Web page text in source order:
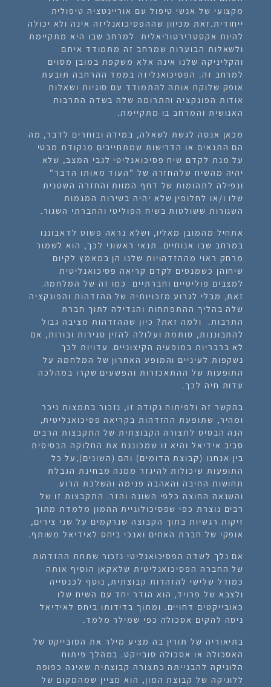
מקצועי של אנשי טיפול עם אוריינטציה טיפולית
ייחודית.זאת מכיוון שההפסיכואנליזה אינה ולא יכולה
להיות אקסטרירטוריאלית למרחב שבו היא מתקיימת
ולשאלות הבוערות שמרחב זה מתמודד איתם
והקליניקה שלנו אינה אלא משקפת במובן מסוים
למרחב זה. הפסיכואנליזה בממד ההרחבה תובעת
אופק שלוקח אותה להתמודד עם סוגיות ושאלות
אודות הפונקציה והתרומה שלה בשדה התרבות
האנושית והמרחב בו מתקיימת.
מכאן אנסה לגשת לשאלה, במידה ובוחרים לדבר, מה
הם התנאים או הדרישות שמתחייבים מנקודת מבטי
על מנת לקדם שיח פסיכואנליטי לגבי המצב, שלא
יהיה מהשיח שלהחזרה של "העוד מאותו הדבר"
ונפילה לתהומות של דחף המוות והחזרה השטנית
שלו ו/או לחלופין שלא יהיה בשירות המגמות
השגורות ששולטות בשיח הפוליטי והחברתי השגור.
אתחיל מהמובן מאליו, ושלא נראה פשוט לדאבוננו
במרחב שבו אנוחיים. תנאי ראשוני לכך, הוא לשמור
מרחק ראוי מההזדהויות שלנו הן במאמץ לקיום
שיחוהן כשמנסים לקדם קריאה פסיכואנליטית
למצבים פוליטיים וחברתיים כמו זה של המלחמה.
זאת, מבלי לגרוע מזכויותיה של ההזדהות והפונקציה
שלה בהליך ההתפתחות והגדילה לתוך חברת
התרבות. ולמה זאת? כיון שההזדהות מציבה גבול
להתבוננות, סותמת ועלולה להזין סגירות ובורות, אם
לא ברבריות במופעיה הקיצוניים. עדויות לכך
נשקפות לעיניים והמופע האחרון של המלחמה על
התופעות של ההתאכזרות והפשעים שקרו במהלכה
עדות חיה לכך.
בהקשר זה ולפיתוח נקודה זו, נזכור בתמצות ניכר
ומהיר, שתופעת ההזדהות בקריאה פסיכואנליטית,
הנה הבסיס לתצורה הקבוצתית של התקבצות הרבים
סביב אידיאל והיא זו שמכוננת את החלוקה הבסיסית
בין אנחנו (קבוצת הדומים) והם (השונים),על כל
התופעות שיכולות להיגזר ממנה מבחינת הגבלת
תחושות החיבה והאהבה פנימה והשלכת הרוע
והשנאה החוצה כלפי השונה והזר. התקבצות זו של
רבים נוצרת כפי שפסיכולוגיית ההמון מלמדת מתוך
זיקות רגשיות בתוך הקבוצה שנרקמים על שני צירים,
אופקי של חברת האחים ואנכי ביחס לאידיאל משותף.
אם נלך לשדה הפסיכואנליטי נזכור שתחת ההזדהות
של החברה הפסיכואנליטית שלאקאן הוסיף אותה
כמודל שלישי להזהדות קבוצתית, נוסף לכנסייה
ולצבא של פרויד, הוא הודר יחד עם השיח שלו
כאובייקטים דחויים. ומתוך בדידותו ביחס לאידיאל
ניסה להקים אסכולה כפי שמילר מלמד.
בתיאוריה של תורין בה מציע מילר את הסובייקט של
האסכולה או אסכולה סובייקט. במהלך פיתוח
הלוגיקה להבנייתה כתצורה קבוצתית שאינה כפופה
ללוגיקה של קבוצת המון, הוא מציין שמהמקום של